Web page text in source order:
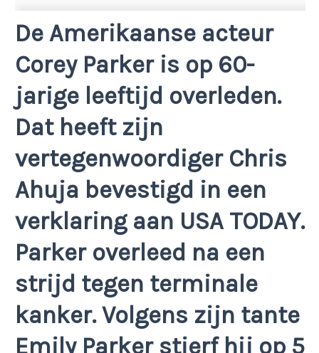
De Amerikaanse acteur
Corey Parker is op 60-
jarige leeftijd overleden.
Dat heeft zijn
vertegenwoordiger Chris
Ahuja bevestigd in een
verklaring aan USA TODAY.
Parker overleed na een
strijd tegen terminale
kanker. Volgens zijn tante
Emily Parker stierf hij op 5